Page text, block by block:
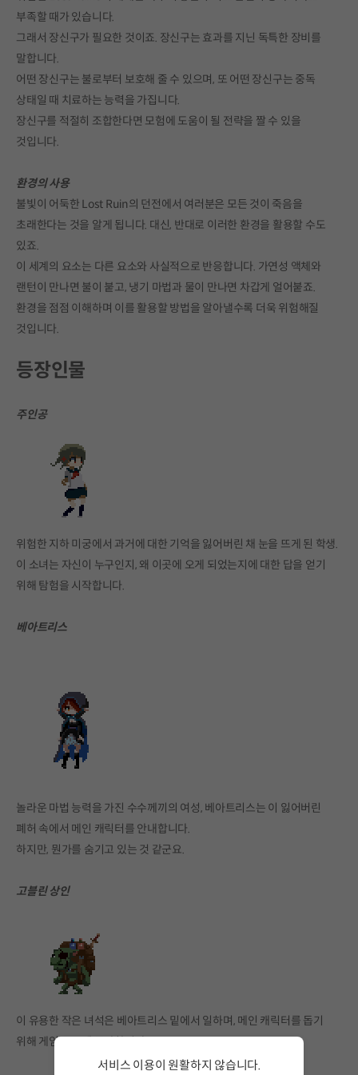
부족할 때가 있습니다.
그래서 장신구가 필요한 것이죠. 장신구는 효과를 지닌 독특한 장비를
말합니다.
어떤 장신구는 불로부터 보호해 줄 수 있으며, 또 어떤 장신구는 중독
상태일 때 치료하는 능력을 가집니다.
장신구를 적절히 조합한다면 모험에 도움이 될 전략을 짤 수 있을
것입니다.
환경의 사용
불빛이 어둑한 Lost Ruin의 던전에서 여러분은 모든 것이 죽음을
초래한다는 것을 알게 됩니다. 대신, 반대로 이러한 환경을 활용할 수도
있죠.
이 세계의 요소는 다른 요소와 사실적으로 반응합니다. 가연성 액체와
랜턴이 만나면 불이 붙고, 냉기 마법과 물이 만나면 차갑게 얼어붙죠.
환경을 점점 이해하며 이를 활용할 방법을 알아낼수록 더욱 위험해질
것입니다.
등장인물
주인공
위험한 지하 미궁에서 과거에 대한 기억을 잃어버린 채 눈을 뜨게 된 학생.
이 소녀는 자신이 누구인지, 왜 이곳에 오게 되었는지에 대한 답을 얻기
위해 탐험을 시작합니다.
베아트리스
놀라운 마법 능력을 가진 수수께끼의 여성, 베아트리스는 이 잃어버린
폐허 속에서 메인 캐릭터를 안내합니다.
하지만, 뭔가를 숨기고 있는 것 같군요.
고블린 상인
이 유용한 작은 녀석은 베아트리스 밑에서 일하며, 메인 캐릭터를 돕기
위해 게임 곳곳에 등장합니다.
서비스 이용이 원활하지 않습니다.